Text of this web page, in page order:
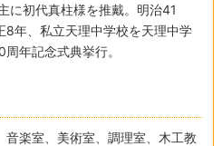
に初代真柱様を推戴。明治41
8年、私立天理中学校を天理中学
年記念式典挙行。
楽室、美術室、調理室、木工教